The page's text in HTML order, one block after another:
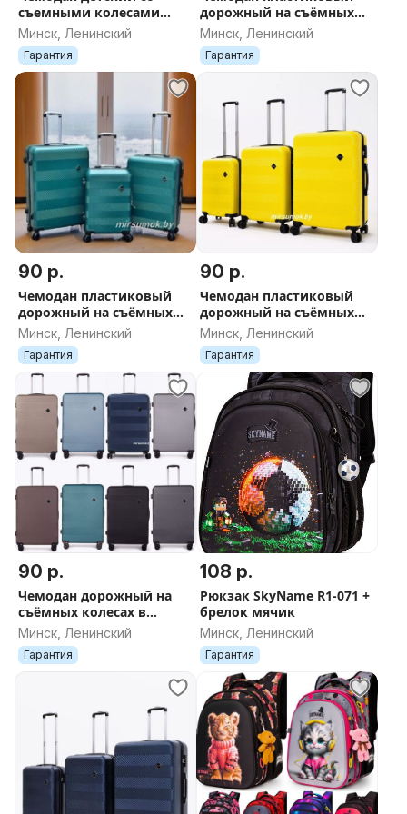
съемными колесами
Холодное сердце 7
Минск, Ленинский
Гарантия
дорожный на съёмных
колесах новый в Минске
ДОСТАВКА поликарбонат
серебро
Минск, Ленинский
Гарантия
90 р.
Чемодан пластиковый
дорожный на съёмных
колесах новый в Минске
ДОСТАВКА поликарбонат
зелёный
Минск, Ленинский
Гарантия
90 р.
Чемодан пластиковый
дорожный на съёмных
колесах новый в Минске
ДОСТАВКА поликарбонат
жёлтый
Минск, Ленинский
Гарантия
90 р.
Чемодан дорожный на
съёмных колесах в
Минске новый ДОСТАВКА
поликарбонат
пластиковый
Минск, Ленинский
Гарантия
108 р.
Рюкзак SkyName R1-071 +
брелок мячик
Минск, Ленинский
Гарантия